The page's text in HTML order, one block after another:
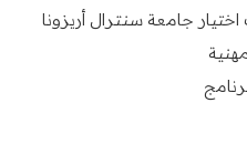
جامعة سنترال أريزونا